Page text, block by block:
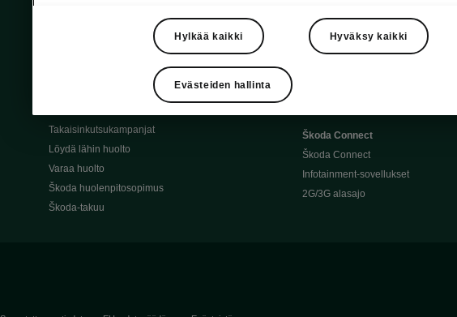
Alkuperäiset Škoda-varaosat
Alkuperäiset Škoda-moottoriöljyt
Takaisinkutsukampanjat
Löydä lähin huolto
Varaa huolto
Škoda huolenpitosopimus
Škoda-takuu
Kotilataus
Latauspisteet kartalla
Škoda Connect
Škoda Connect
Infotainment-sovellukset
2G/3G alasajo
Hylkää kaikki Hyväksy kaikki
Evästeiden hallinta